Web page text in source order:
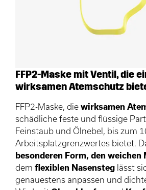
FFP2-Maske mit Ventil, die
wirksamen Atemschutz
FFP2-Maske, die wirksamen
schädliche feste und flüssige
Feinstaub und Ölnebel, bis zum
Arbeitsplatzgrenzwertes bietet.
besonderen Form, den weichen
dem flexiblen Nasensteg lässt
genauestens anpassen und